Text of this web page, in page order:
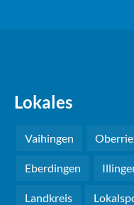
Lokales
Vaihingen
Eberdingen
Landkreis